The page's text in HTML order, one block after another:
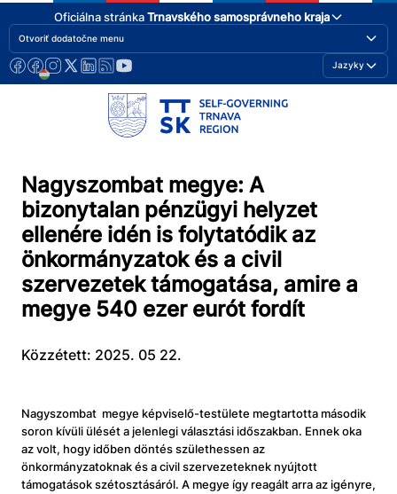
Oficiálna stránkaTrnavského samosprávneho kraja
Otvoriť dodatočne menu
Jazyky
Nagyszombat megye: A
bizonytalan pénzügyi helyzet
ellenére idén is folytatódik az
önkormányzatok és a civil
szervezetek támogatása, amire a
megye 540 ezer eurót fordít
Közzétett: 2025. 05 22.
Nagyszombat megye képviselő-testülete megtartotta második
soron kívüli ülését a jelenlegi választási időszakban. Ennek oka
az volt, hogy időben döntés születhessen az
önkormányzatoknak és a civil szervezeteknek nyújtott
támogatások szétosztásáról. A megye így reagált arra az igényre,